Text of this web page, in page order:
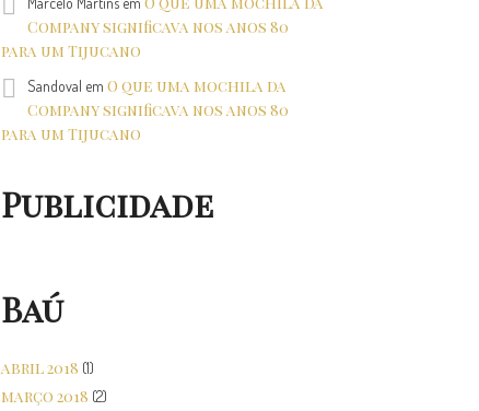
Company significava nos anos 80
para um Tijucano
Sandoval em O que uma mochila da
Company significava nos anos 80
para um Tijucano
Publicidade
Baú
abril 2018 (1)
março 2018 (2)